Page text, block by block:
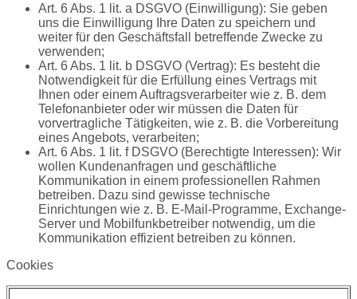
Art. 6 Abs. 1 lit. a DSGVO (Einwilligung): Sie geben
uns die Einwilligung Ihre Daten zu speichern und
weiter für den Geschäftsfall betreffende Zwecke zu
verwenden;
Art. 6 Abs. 1 lit. b DSGVO (Vertrag): Es besteht die
Notwendigkeit für die Erfüllung eines Vertrags mit
Ihnen oder einem Auftragsverarbeiter wie z. B. dem
Telefonanbieter oder wir müssen die Daten für
vorvertragliche Tätigkeiten, wie z. B. die Vorbereitung
eines Angebots, verarbeiten;
Art. 6 Abs. 1 lit. f DSGVO (Berechtigte Interessen): Wir
wollen Kundenanfragen und geschäftliche
Kommunikation in einem professionellen Rahmen
betreiben. Dazu sind gewisse technische
Einrichtungen wie z. B. E-Mail-Programme, Exchange-
Server und Mobilfunkbetreiber notwendig, um die
Kommunikation effizient betreiben zu können.
Cookies